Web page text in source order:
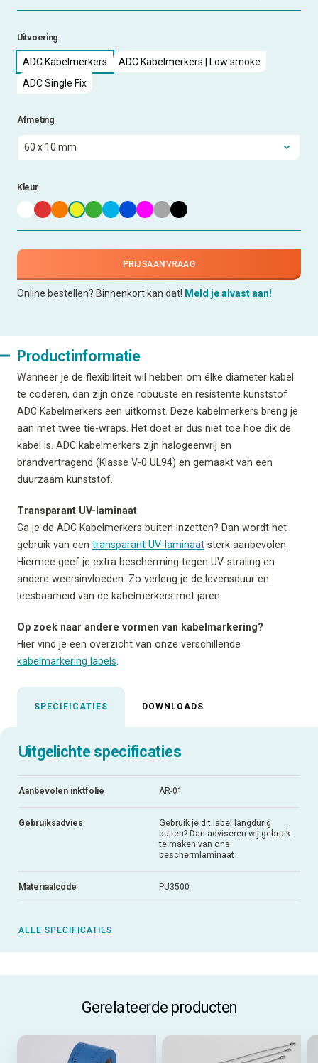
Uitvoering
ADC Kabelmerkers
ADC Kabelmerkers | Low smoke
ADC Single Fix
Afmeting
Kleur
PRIJSAANVRAAG
Online bestellen? Binnenkort kan dat! Meld je alvast aan!
Productinformatie
Wanneer je de flexibiliteit wil hebben om élke diameter kabel
te coderen, dan zijn onze robuuste en resistente kunststof
ADC Kabelmerkers een uitkomst. Deze kabelmerkers breng je
aan met twee tie-wraps. Het doet er dus niet toe hoe dik de
kabel is. ADC kabelmerkers zijn halogeenvrij en
brandvertragend (Klasse V-0 UL94) en gemaakt van een
duurzaam kunststof.
Transparant UV-laminaat
Ga je de ADC Kabelmerkers buiten inzetten? Dan wordt het
gebruik van een transparant UV-laminaat sterk aanbevolen.
Hiermee geef je extra bescherming tegen UV-straling en
andere weersinvloeden. Zo verleng je de levensduur en
leesbaarheid van de kabelmerkers met jaren.
Op zoek naar andere vormen van kabelmarkering?
Hier vind je een overzicht van onze verschillende
kabelmarkering labels
SPECIFICATIES DOWNLOADS
Uitgelichte specificaties
Aanbevolen inktfolie AR-01
Gebruiksadvies
Gebruik je dit label langdurig
buiten? Dan adviseren wij gebruik
te maken van ons
beschermlaminaat
Materiaalcode PU3500
ALLE SPECIFICATIES
Gerelateerde producten